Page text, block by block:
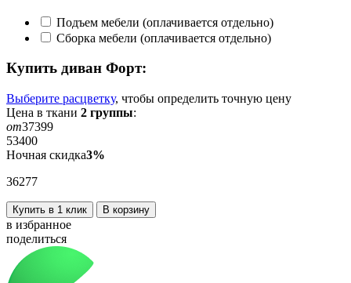
Подъем мебели (оплачивается отдельно)
Сборка мебели (оплачивается отдельно)
Купить диван Форт:
Выберите расцветку, чтобы определить точную цену
Цена в ткани 2 группы:
от37399
53400
Ночная скидка3%
36277
Купить в 1 клик В корзину
в избранное
поделиться